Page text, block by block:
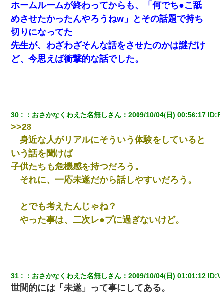
義兄嫁「娘が大学に入ったら下宿させて」私「しつこい、学校斡
旋のアパートに行け」→ 旦那が義兄に通報したら「志望校を変え
ろ！」とキレて・・・
小2の頃、妹と昼寝してたら家が火事になってて気づくと逃げ場が
なかった。妹を抱き締めて「ﾀﾋんじゃうよ」って泣いてたら…
彼にプロポーズされたんだけど、実は資産家だと知って婚約破棄
した。B子「A男くんと別れたって本当？私が付き合ってもい
い？」
何年か前に妹は離婚している。当時生まれた姪が義弟の子じゃな
かったため妹有責での離婚になり…
200万を貸したコウトから、追加で400万の申し込み、私「無理。
義弟より娘たちが大事」旦那「娘たちが成人したら別れよう」私
【修羅場】彼女親「カスな家柄のヤツなんかと家族になるのはご
ホームルームが終わってからも、「何でち●こ舐
めさせたかったんやろうねw」とその話題で持ち
切りになってた
先生が、わざわざそんな話をさせたのかは謎だけ
ど、今思えば衝撃的な話でした。
30 ： おさかなくわえた名無しさん ：2009/10/04(日) 00:56:17 ID:
>>28
身近な人がリアルにそういう体験をしていると
いう話を聞けば
子供たちも危機感を持つだろう。
それに、一応未遂だから話しやすいだろう。
とでも考えたんじゃね？
やった事は、二次レ●プに過ぎないけど。
31 ： おさかなくわえた名無しさん ：2009/10/04(日) 01:01:12 ID:
世間的には「未遂」って事にしてある。